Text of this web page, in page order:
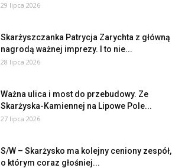
29 lipca 2026
Skarżyszczanka Patrycja Zarychta z główną
nagrodą ważnej imprezy. I to nie...
28 lipca 2026
Ważna ulica i most do przebudowy. Ze
Skarżyska-Kamiennej na Lipowe Pole...
27 lipca 2026
S/W – Skarżysko ma kolejny ceniony zespół,
o którym coraz głośniej...